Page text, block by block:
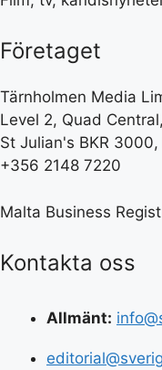
Företaget
Tärnholmen Media
Level 2, Quad
St Julian's BKR 3000,
+356 2148 7220
Malta Business
Kontakta oss
Allmänt: